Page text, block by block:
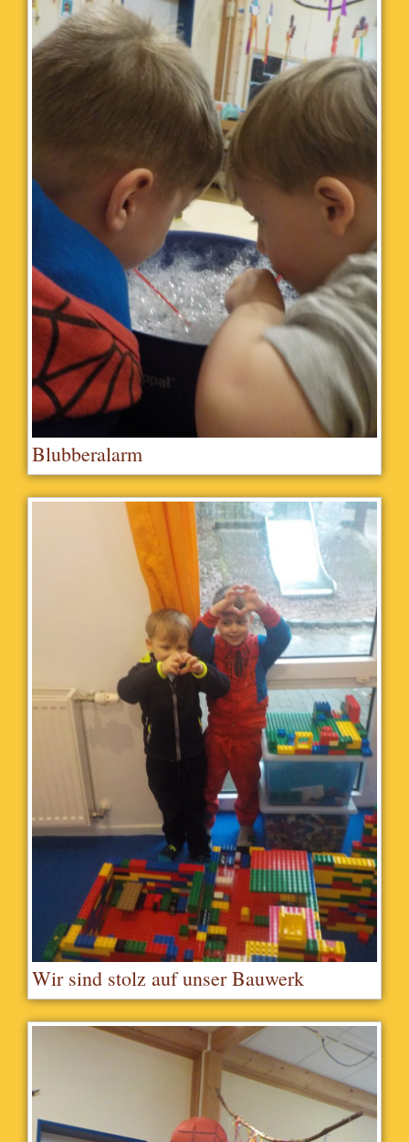
Blubberalarm
Wir sind stolz auf unser Bauwerk